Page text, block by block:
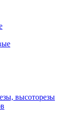
высоторезы